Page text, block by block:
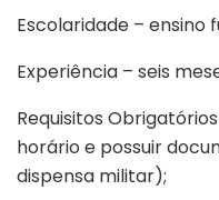
Escolaridade –
Experiência – seis
Requisitos
horário e possuir
dispensa militar);